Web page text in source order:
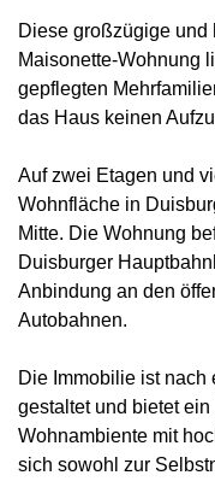
Diese großzügige
Maisonette-Wohnung
gepflegten
das Haus keinen
Auf zwei Etagen und
Wohnfläche in
Mitte. Die Wohnung
Duisburger
Anbindung an den
Autobahnen.
Die Immobilie ist
gestaltet und bietet
Wohnambiente mit
sich sowohl zur